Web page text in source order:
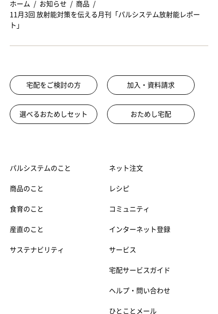
ホーム お知らせ
商品
11月3回 放射能対策を伝える月刊「パルシステム放射能レポー
ト」
宅配をご検討の方 加入・資料請求
選べるおためしセット おためし宅配
パルシステムのこと
商品のこと
食育のこと
産直のこと
サステナビリティ
ネット注文
レシピ
コミュニティ
インターネット登録
サービス
宅配サービスガイド
ヘルプ・問い合わせ
ひとことメール